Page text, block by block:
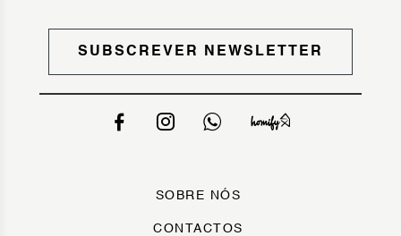
SUBSCREVER NEWSLETTER
SOBRE NÓS
CONTACTOS